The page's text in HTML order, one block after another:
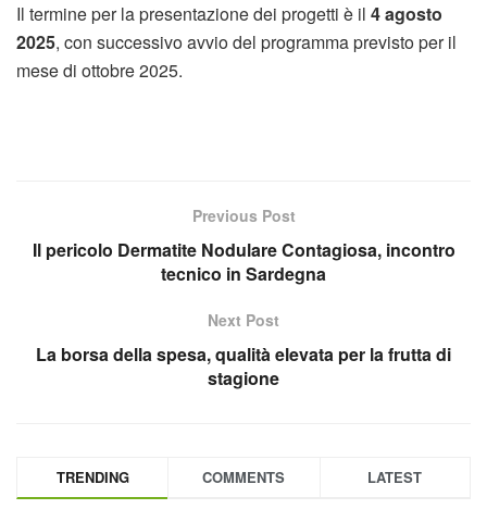
Il termine per la presentazione dei progetti è il 4 agosto
2025, con successivo avvio del programma previsto per il
mese di ottobre 2025.
Previous Post
Il pericolo Dermatite Nodulare Contagiosa, incontro
tecnico in Sardegna
Next Post
La borsa della spesa, qualità elevata per la frutta di
stagione
TRENDING COMMENTS LATEST